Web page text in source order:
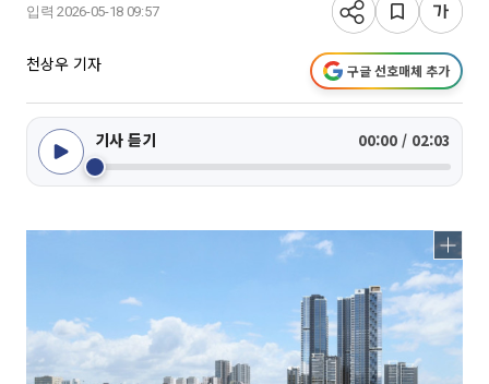
입력 2026-05-18 09:57
천상우 기자 구글 선호매체 추가
기사 듣기 00:00 / 02:03